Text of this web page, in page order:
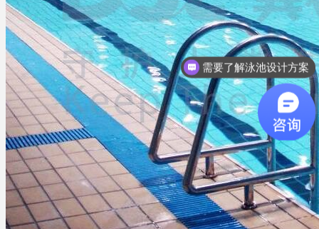
需要了解泳池设计方案